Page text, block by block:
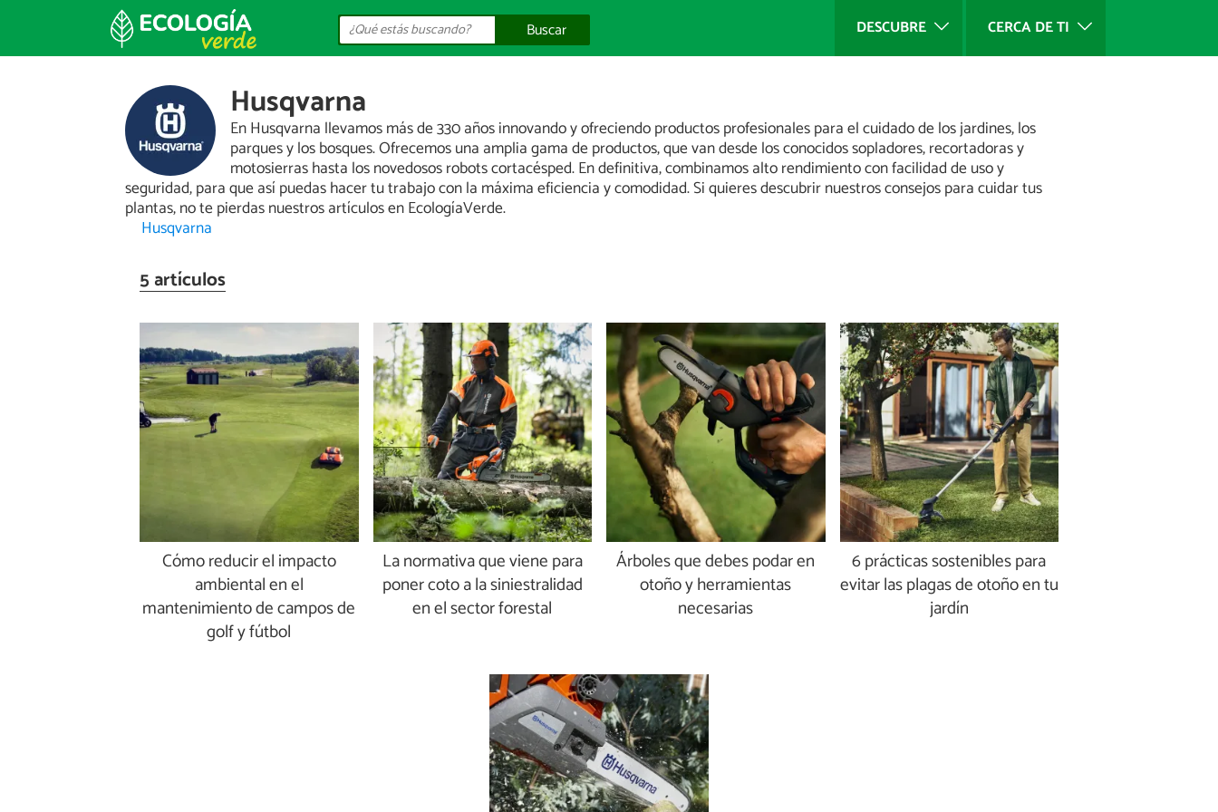
DESCUBRE CERCA DE TI
Buscar
Husqvarna
En Husqvarna llevamos más de 330 años innovando y ofreciendo productos profesionales para el cuidado de los jardines, los
parques y los bosques. Ofrecemos una amplia gama de productos, que van desde los conocidos sopladores, recortadoras y
motosierras hasta los novedosos robots cortacésped. En definitiva, combinamos alto rendimiento con facilidad de uso y
seguridad, para que así puedas hacer tu trabajo con la máxima eficiencia y comodidad. Si quieres descubrir nuestros consejos para cuidar tus
plantas, no te pierdas nuestros artículos en EcologíaVerde.
Husqvarna
5 artículos
Cómo reducir el impacto
ambiental en el
mantenimiento de campos de
golf y fútbol
La normativa que viene para
poner coto a la siniestralidad
en el sector forestal
Árboles que debes podar en
otoño y herramientas
necesarias
6 prácticas sostenibles para
evitar las plagas de otoño en tu
jardín